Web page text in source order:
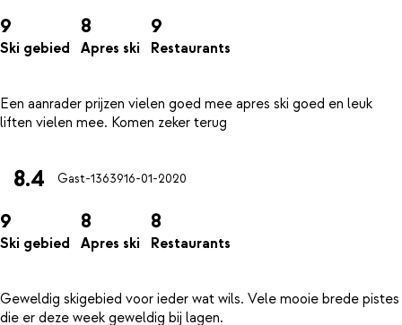
9
Ski gebied
8
Apres ski
9
Restaurants
Een aanrader prijzen vielen goed mee apres ski goed en leuk
8.4 Gast-1363916-01-2020
9
Ski gebied
8
Apres ski
8
Restaurants
Geweldig skigebied voor ieder wat wils. Vele mooie brede pistes